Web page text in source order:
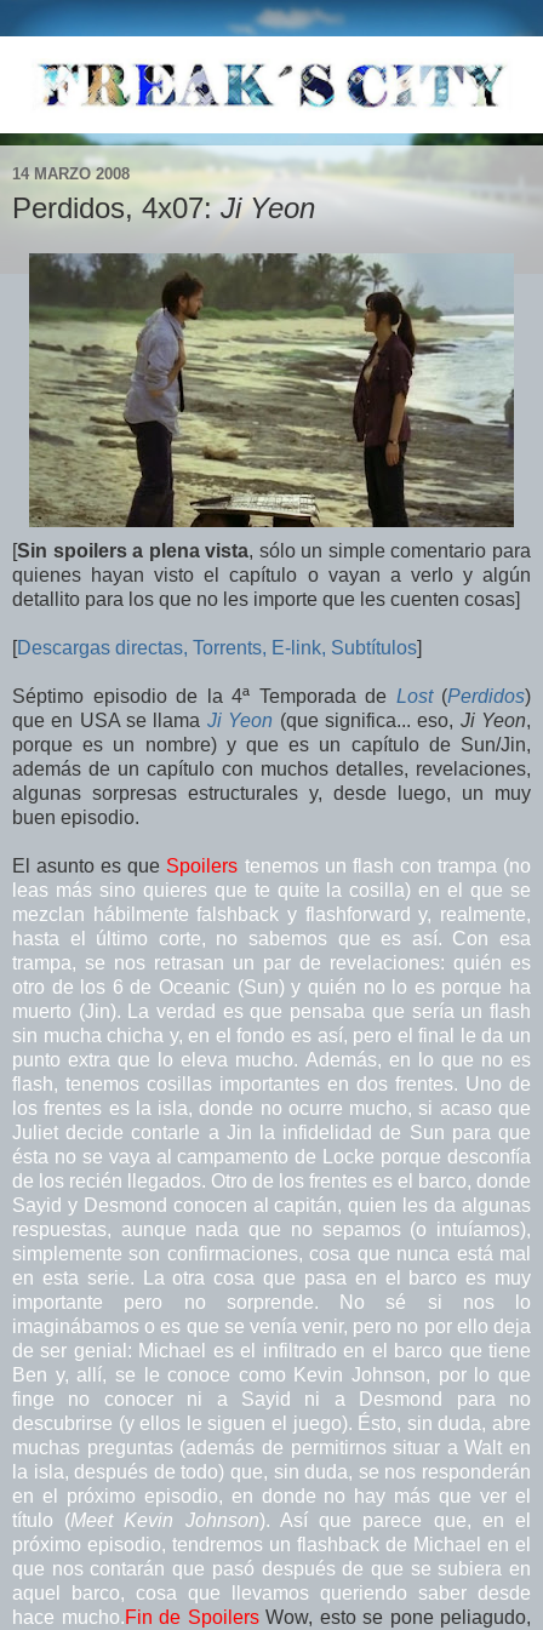
14 MARZO 2008
Perdidos, 4x07: Ji Yeon
[Sin spoilers a plena vista, sólo un simple comentario para
quienes hayan visto el capítulo o vayan a verlo y algún
detallito para los que no les importe que les cuenten cosas]
[Descargas directas, Torrents, E-link, Subtítulos]
Séptimo episodio de la 4ª Temporada de Lost(Perdidos)
que en USA se llama Ji Yeon (que significa... eso, Ji Yeon,
porque es un nombre) y que es un capítulo de Sun/Jin,
además de un capítulo con muchos detalles, revelaciones,
algunas sorpresas estructurales y, desde luego, un muy
buen episodio.
El asunto es que Spoilers tenemos un flash con trampa (no
leas más sino quieres que te quite la cosilla) en el que se
mezclan hábilmente falshback y flashforward y, realmente,
hasta el último corte, no sabemos que es así. Con esa
trampa, se nos retrasan un par de revelaciones: quién es
otro de los 6 de Oceanic (Sun) y quién no lo es porque ha
muerto (Jin). La verdad es que pensaba que sería un flash
sin mucha chicha y, en el fondo es así, pero el final le da un
punto extra que lo eleva mucho. Además, en lo que no es
flash, tenemos cosillas importantes en dos frentes. Uno de
los frentes es la isla, donde no ocurre mucho, si acaso que
Juliet decide contarle a Jin la infidelidad de Sun para que
ésta no se vaya al campamento de Locke porque desconfía
de los recién llegados. Otro de los frentes es el barco, donde
Sayid y Desmond conocen al capitán, quien les da algunas
respuestas, aunque nada que no sepamos (o intuíamos),
simplemente son confirmaciones, cosa que nunca está mal
en esta serie. La otra cosa que pasa en el barco es muy
importante pero no sorprende. No sé si nos lo
imaginábamos o es que se venía venir, pero no por ello deja
de ser genial: Michael es el infiltrado en el barco que tiene
Ben y, allí, se le conoce como KevinJohnson, por lo que
finge no conocer ni a Sayid ni a Desmond para no
descubrirse (y ellos le siguen el juego). Ésto, sin duda, abre
muchas preguntas (además de permitirnos situar a Walt en
la isla, después de todo) que, sin duda, se nos responderán
en el próximo episodio, en donde no hay más que ver el
título (Meet Kevin Johnson). Así que parece que, en el
próximo episodio, tendremos un flashback de Michael en el
que nos contarán que pasó después de que se subiera en
aquel barco, cosa que llevamos queriendo saber desde
hace mucho.Fin de SpoilersWow, esto se pone peliagudo,